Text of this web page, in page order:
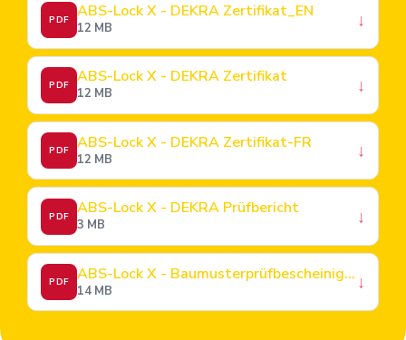
PDF ABS-Lock X - DEKRA Zertifikat_EN
12 MB ↓
PDF ABS-Lock X - DEKRA Zertifikat
12 MB ↓
PDF ABS-Lock X - DEKRA Zertifikat-FR
12 MB ↓
PDF ABS-Lock X - DEKRA Prüfbericht
3 MB ↓
PDF ABS-Lock X - Baumusterprüfbescheinigung
14 MB ↓